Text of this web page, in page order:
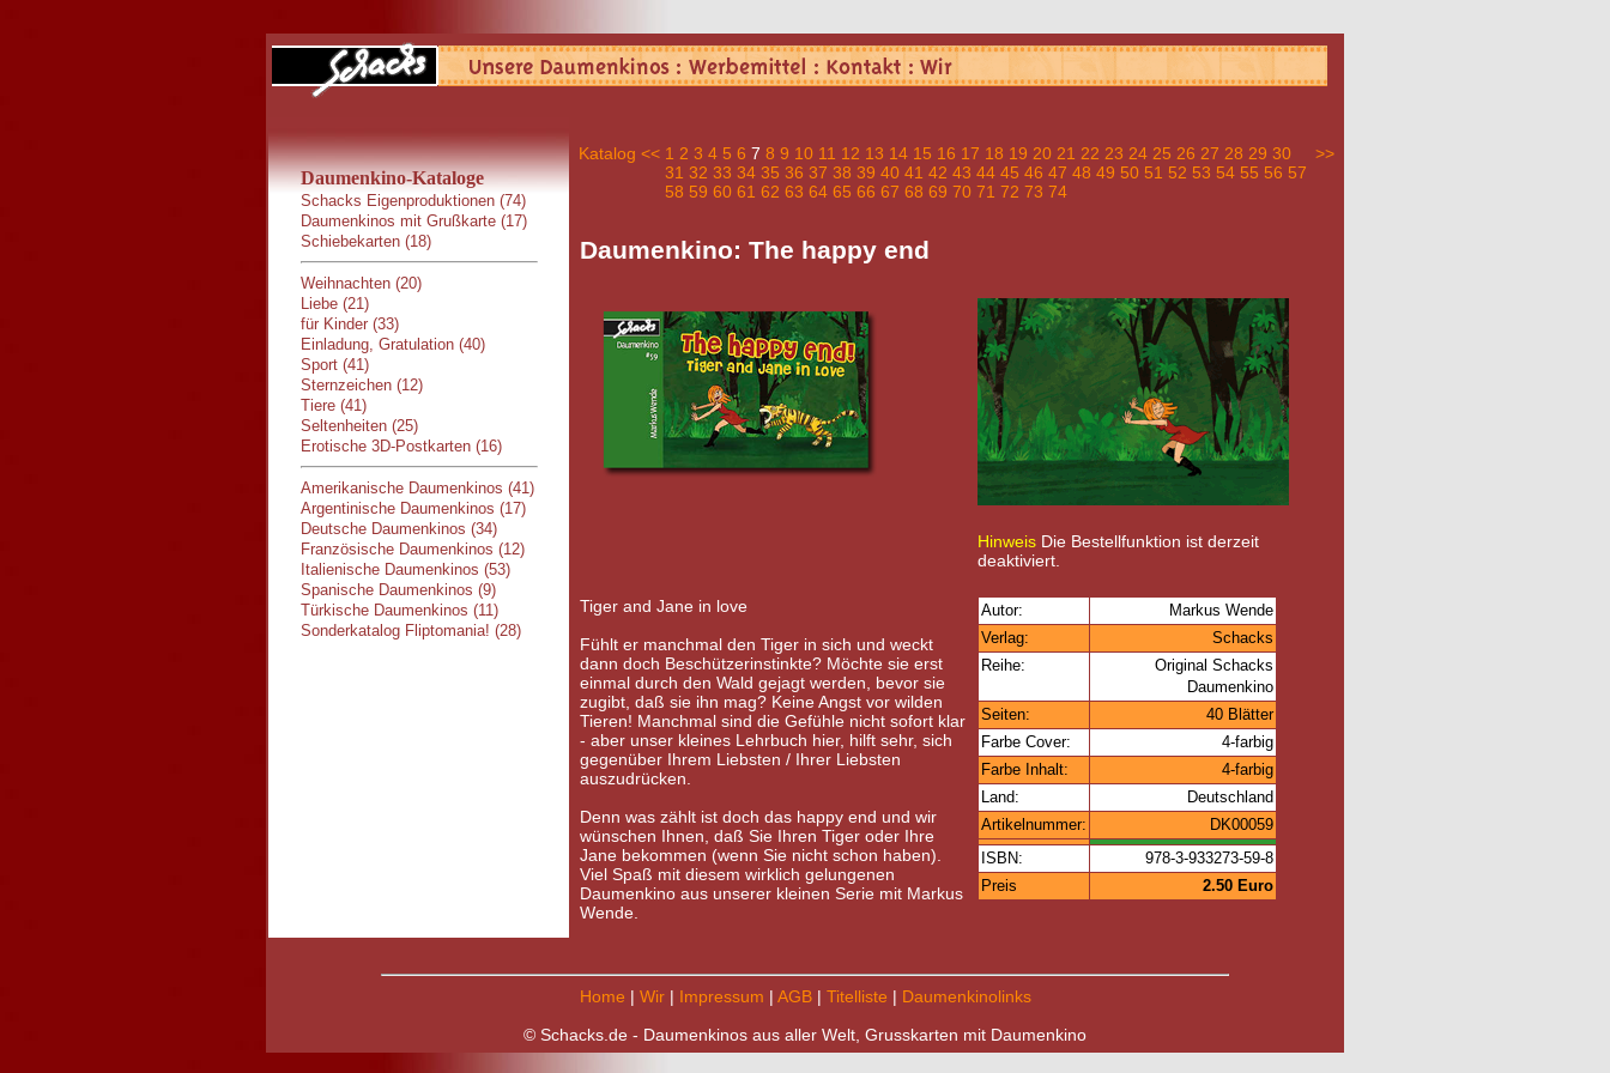
Daumenkino-Kataloge
Schacks Eigenproduktionen (74)
Daumenkinos mit Grußkarte (17)
Schiebekarten (18)
Weihnachten (20)
Liebe (21)
für Kinder (33)
Einladung, Gratulation (40)
Sport (41)
Sternzeichen (12)
Tiere (41)
Seltenheiten (25)
Erotische 3D-Postkarten (16)
Amerikanische Daumenkinos (41)
Argentinische Daumenkinos (17)
Deutsche Daumenkinos (34)
Französische Daumenkinos (12)
Italienische Daumenkinos (53)
Spanische Daumenkinos (9)
Türkische Daumenkinos (11)
Sonderkatalog Fliptomania! (28)
Katalog << 1 2 3 4 5 6 7 8 9 10 11 12 13 14 15 16 17 18 19 20 21 22 23 24 25 26 27 28 29 30
31 32 33 34 35 36 37 38 39 40 41 42 43 44 45 46 47 48 49 50 51 52 53 54 55 56 57
58 59 60 61 62 63 64 65 66 67 68 69 70 71 72 73 74
>>
Daumenkino: The happy end
Hinweis Die Bestellfunktion ist derzeit
deaktiviert.
Tiger and Jane in love
Fühlt er manchmal den Tiger in sich und weckt
dann doch Beschützerinstinkte? Möchte sie erst
einmal durch den Wald gejagt werden, bevor sie
zugibt, daß sie ihn mag? Keine Angst vor wilden
Tieren! Manchmal sind die Gefühle nicht sofort klar
- aber unser kleines Lehrbuch hier, hilft sehr, sich
gegenüber Ihrem Liebsten / Ihrer Liebsten
auszudrücken.
Denn was zählt ist doch das happy end und wir
wünschen Ihnen, daß Sie Ihren Tiger oder Ihre
Jane bekommen (wenn Sie nicht schon haben).
Viel Spaß mit diesem wirklich gelungenen
Daumenkino aus unserer kleinen Serie mit Markus
Wende.
Autor:
Markus Wende
Verlag:
Schacks
Reihe:
Original Schacks
Daumenkino
Seiten:
40 Blätter
Farbe Cover:
4-farbig
Farbe Inhalt:
4-farbig
Land:
Deutschland
Artikelnummer:
DK00059
ISBN:
978-3-933273-59-8
Preis
2.50 Euro
Home | Wir| Impressum | AGB| Titelliste | Daumenkinolinks
© Schacks.de - Daumenkinos aus aller Welt, Grusskarten mit Daumenkino